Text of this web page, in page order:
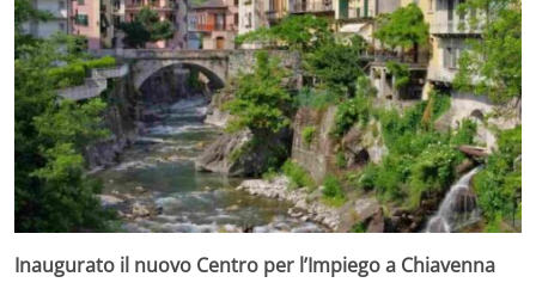
Inaugurato il nuovo Centro per l’Impiego a Chiavenna